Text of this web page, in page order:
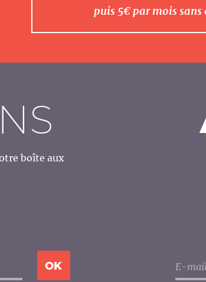
puis 5€ par mois sans
boîte aux